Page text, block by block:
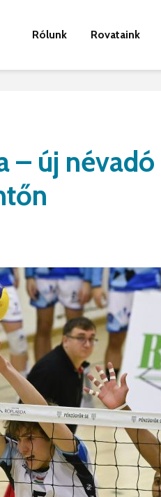
Rólunk Rovataink
– új névadó